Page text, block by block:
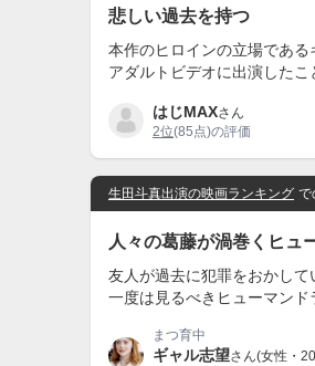
悲しい過去を持つ
本作のヒロインの立場であ
アダルトビデオに出演した
はじMAXさん
2位(85点)の評価
生田斗真出演の映画ランキング で
人々の葛藤が渦巻くヒュ
友人が過去に犯罪をおかし
一度は見るべきヒューマンド
まつ育中
ギャル志望さん(女性・